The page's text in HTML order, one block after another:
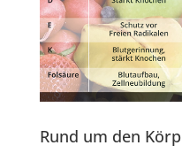
Rund um den